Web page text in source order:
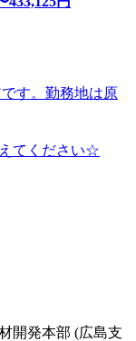
す。勤務地は原
てください☆
開発本部 (広島支